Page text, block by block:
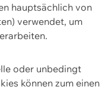
hauptsächlich von
verwendet, um
oder unbedingt
können zum einen